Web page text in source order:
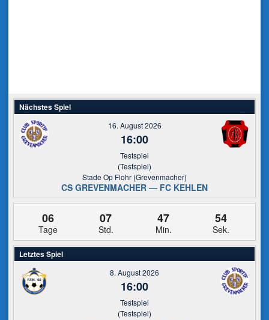
Nächstes Spiel
16. August 2026
16:00
Testspiel
(Testspiel)
Stade Op Flohr (Grevenmacher)
CS GREVENMACHER — FC KEHLEN
06
Tage
07
Std.
47
Min.
54
Sek.
Letztes Spiel
8. August 2026
16:00
Testspiel
(Testspiel)